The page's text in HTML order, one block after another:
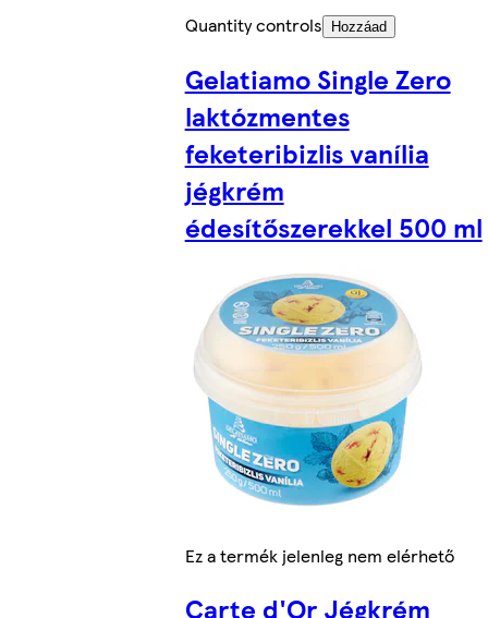
Quantity controls
Hozzáad
Gelatiamo Single Zero
laktózmentes
feketeribizlis vanília
jégkrém
édesítőszerekkel 500 ml
Ez a termék jelenleg nem elérhető
Carte d'Or Jégkrém